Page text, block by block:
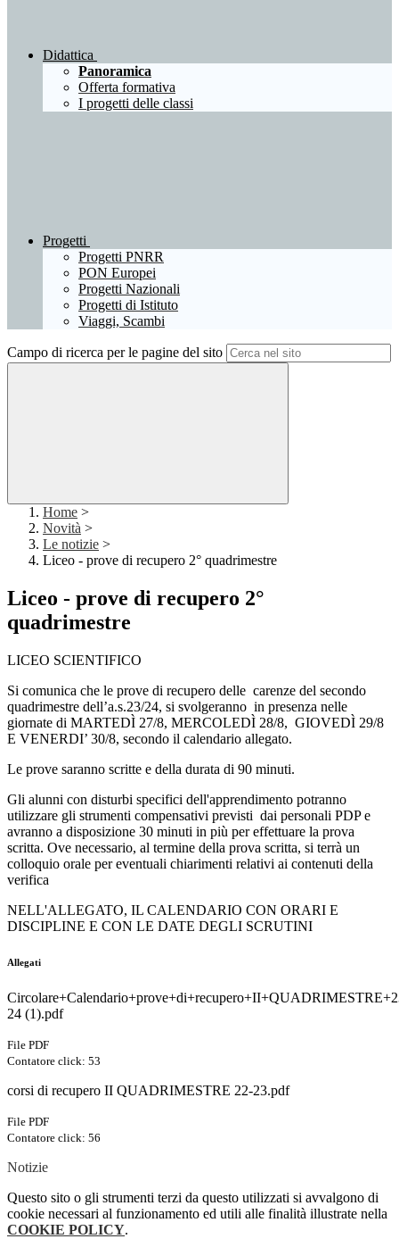
Didattica
Panoramica
Offerta formativa
I progetti delle classi
Progetti
Progetti PNRR
PON Europei
Progetti Nazionali
Progetti di Istituto
Viaggi, Scambi
Campo di ricerca per le pagine del sito
Home >
Novità >
Le notizie >
Liceo - prove di recupero 2° quadrimestre
Liceo - prove di recupero 2°
quadrimestre
LICEO SCIENTIFICO
Si comunica che le prove di recupero delle carenze del secondo
quadrimestre dell’a.s.23/24, si svolgeranno in presenza nelle
giornate di MARTEDÌ 27/8, MERCOLEDÌ 28/8, GIOVEDÌ 29/8
E VENERDI’ 30/8, secondo il calendario allegato.
Le prove saranno scritte e della durata di 90 minuti.
Gli alunni con disturbi specifici dell'apprendimento potranno
utilizzare gli strumenti compensativi previsti dai personali PDP e
avranno a disposizione 30 minuti in più per effettuare la prova
scritta. Ove necessario, al termine della prova scritta, si terrà un
colloquio orale per eventuali chiarimenti relativi ai contenuti della
verifica
NELL'ALLEGATO, IL CALENDARIO CON ORARI E
DISCIPLINE E CON LE DATE DEGLI SCRUTINI
Allegati
24 (1).pdf
File PDF
Contatore click: 53
corsi di recupero II QUADRIMESTRE 22-23.pdf
File PDF
Contatore click: 56
Notizie
Questo sito o gli strumenti terzi da questo utilizzati si avvalgono di
cookie necessari al funzionamento ed utili alle finalità illustrate nella
COOKIE POLICY.